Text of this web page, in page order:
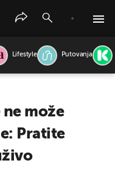
Lifestyle Putovanja
može
Pratite